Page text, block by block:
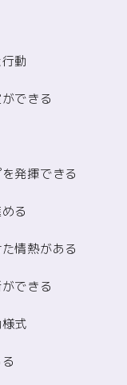
動
できる
発揮できる
る
情熱がある
できる
式